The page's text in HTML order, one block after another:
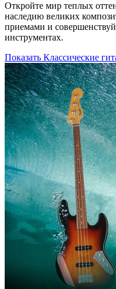
Откройте мир теплых
наследию великих
приемами и
инструментах.
Показать Классические